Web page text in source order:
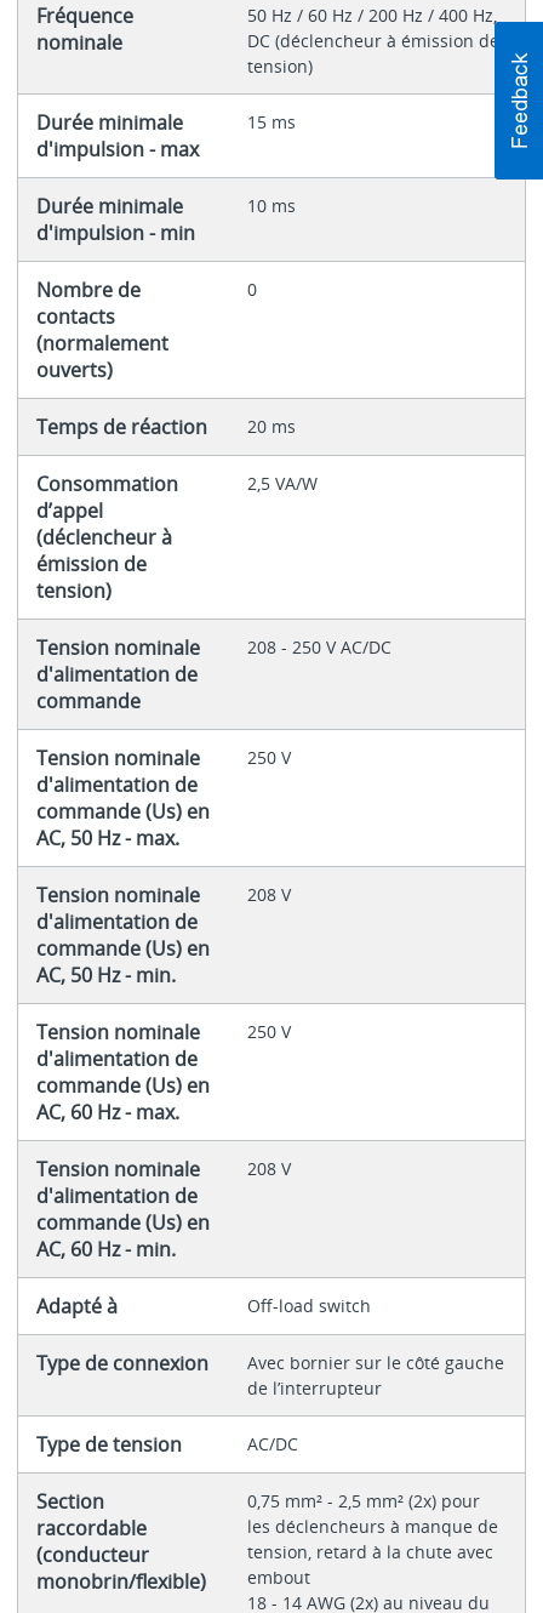
Fréquence
nominale
50 Hz / 60 Hz / 200 Hz / 400 Hz,
DC (déclencheur à émission de
tension)
Durée minimale
d'impulsion - max
15 ms
Durée minimale
d'impulsion - min
10 ms
Nombre de
contacts
(normalement
ouverts)
0
Temps de réaction 20 ms
Consommation
d’appel
(déclencheur à
émission de
tension)
2,5 VA/W
Tension nominale
d'alimentation de
commande
208 - 250 V AC/DC
Tension nominale
d'alimentation de
commande (Us) en
AC, 50 Hz - max.
250 V
Tension nominale
d'alimentation de
commande (Us) en
AC, 50 Hz - min.
208 V
Tension nominale
d'alimentation de
commande (Us) en
AC, 60 Hz - max.
250 V
Tension nominale
d'alimentation de
commande (Us) en
AC, 60 Hz - min.
208 V
Adapté à Off-load switch
Type de connexion
Avec bornier sur le côté gauche
de l’interrupteur
Type de tension AC/DC
Section
raccordable
(conducteur
monobrin/flexible)
0,75 mm² - 2,5 mm² (2x) pour
les déclencheurs à manque de
tension, retard à la chute avec
embout
18 - 14 AWG (2x) au niveau du